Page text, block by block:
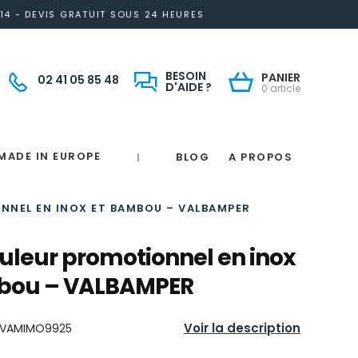
- DEVIS GRATUIT SOUS 24 HEURES
02 41 05 85 48 BESOIN
D'AIDE ?
PANIER
0 article
IN EUROPE | BLOG A PROPOS
EN INOX ET BAMBOU – VALBAMPER
promotionnel en inox
– VALBAMPER
VAMIMO9925 Voir la description